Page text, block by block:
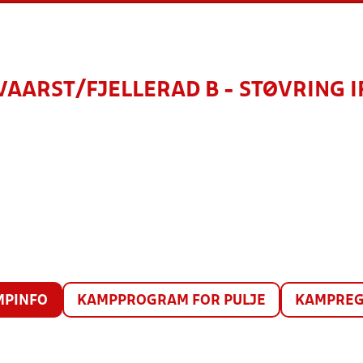
FJELLERAD B - STØVRING
KAMPPROGRAM FOR PULJE